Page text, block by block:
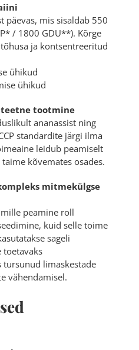
päevas, mis sisaldab 550
/ 1800 GDU**). Kõrge
ja kontsentreeritud
ühikud
ühikud
tootmine
ananassist ning
standardite järgi ilma
leidub peamiselt
kõvemates osades.
mitmekülgse
peamine roll
kuid selle toime
sageli
toetavaks
tursunud limaskestade
vähendamisel.